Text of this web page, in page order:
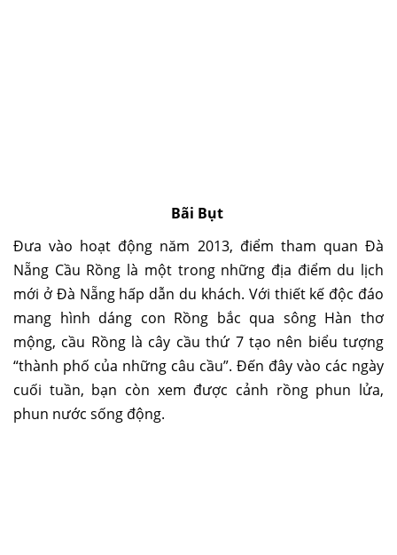
Bãi Bụt
Đưa vào hoạt động năm 2013, điểm tham quan Đà
Nẵng Cầu Rồng là một trong những địa điểm du lịch
mới ở Đà Nẵng hấp dẫn du khách. Với thiết kế độc đáo
mang hình dáng con Rồng bắc qua sông Hàn thơ
mộng, cầu Rồng là cây cầu thứ 7 tạo nên biểu tượng
“thành phố của những câu cầu”. Đến đây vào các ngày
cuối tuần, bạn còn xem được cảnh rồng phun lửa,
phun nước sống động.